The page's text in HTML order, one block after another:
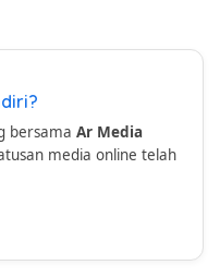
bersama Ar Media
media online telah